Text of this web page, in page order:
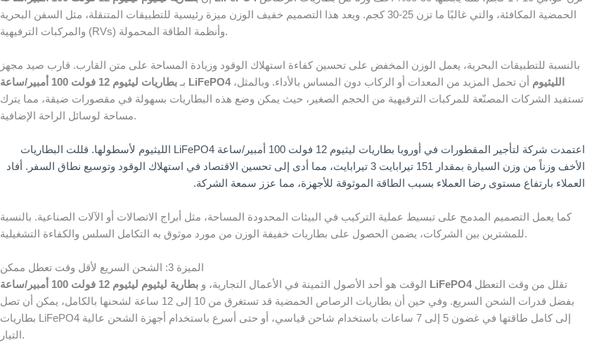
الحمضية المكافئة، والتي غالبًا ما تزن 25-30 كجم. ويعد هذا التصميم خفيف الوزن ميزة رئيسية للتطبيقات المتنقلة، مثل السفن البحرية
والمركبات الترفيهية (RVs) وأنظمة الطاقة المحمولة.
بالنسبة للتطبيقات البحرية، يعمل الوزن المخفض على تحسين كفاءة استهلاك الوقود وزيادة المساحة على متن القارب. قارب صيد مجهز
بـ
بطاريات ليثيوم 12 فولت 100 أمبير/ساعة LiFePO4 الليثيوم أن تحمل المزيد من المعدات أو الركاب دون المساس بالأداء. وبالمثل،
تستفيد الشركات المصنّعة للمركبات الترفيهية من الحجم الصغير، حيث يمكن وضع هذه البطاريات بسهولة في مقصورات ضيقة، مما يترك
مساحة لوسائل الراحة الإضافية.
اعتمدت شركة لتأجير المقطورات في أوروبا بطاريات ليثيوم 12 فولت 100 أمبير/ساعة LiFePO4 الليثيوم
لأسطولها. قللت البطاريات
الأخف وزناً من وزن السيارة بمقدار 151 تيرابايت 3 تيرابايت، مما أدى إلى تحسين الاقتصاد في استهلاك الوقود وتوسيع نطاق السفر. أفاد
العملاء بارتفاع مستوى رضا العملاء بسبب الطاقة الموثوقة للأجهزة، مما عزز سمعة الشركة.
كما يعمل التصميم المدمج على تبسيط عملية التركيب في البيئات المحدودة المساحة، مثل أبراج الاتصالات أو الآلات الصناعية. بالنسبة
للمشترين بين الشركات، يضمن الحصول على بطاريات خفيفة الوزن من مورد موثوق به التكامل السلس والكفاءة التشغيلية.
الميزة 3: الشحن السريع لأقل وقت تعطل ممكن
الوقت هو أحد الأصول الثمينة في الأعمال التجارية، و بطارية ليثيوم ليثيوم 12 فولت 100 أمبير/ساعة LiFePO4تقلل من وقت التعطل
بفضل قدرات الشحن السريع. وفي حين أن بطاريات الرصاص الحمضية قد تستغرق من 10 إلى 12 ساعة لشحنها بالكامل، يمكن أن تصل
بطاريات LiFePO4 إلى كامل طاقتها في غضون 5 إلى 7 ساعات باستخدام شاحن قياسي، أو حتى أسرع باستخدام أجهزة الشحن عالية
التيار.